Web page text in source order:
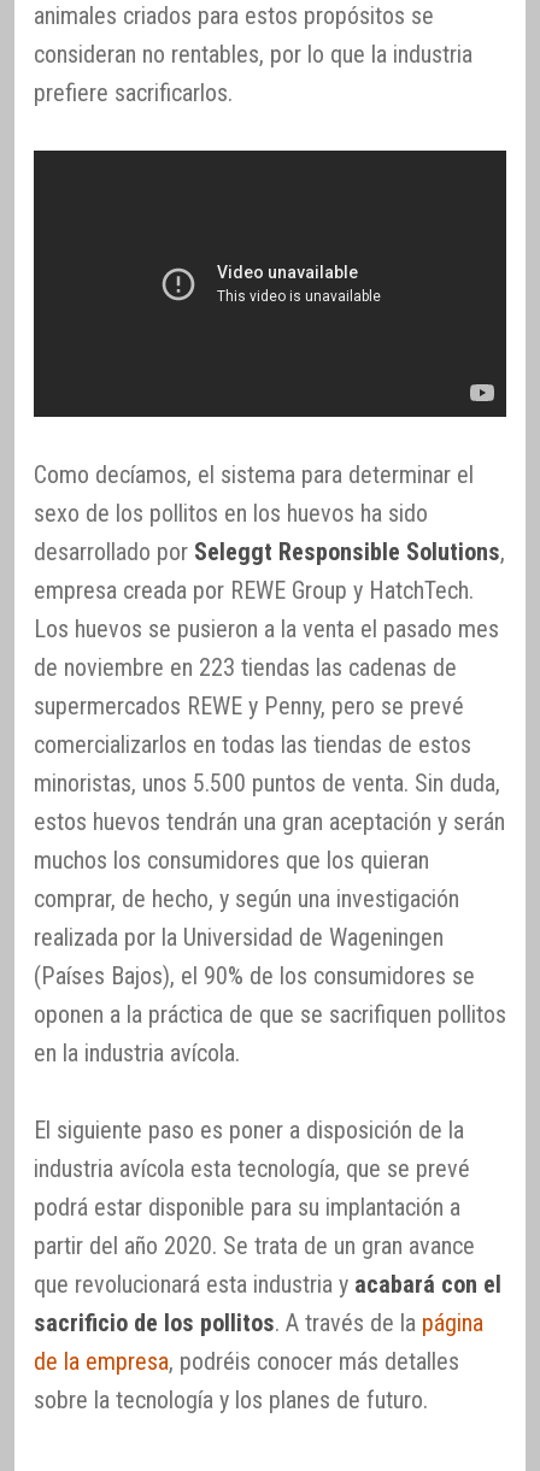
animales criados para estos propósitos se
consideran no rentables, por lo que la industria
prefiere sacrificarlos.
Como decíamos, el sistema para determinar el
sexo de los pollitos en los huevos ha sido
desarrollado por Seleggt Responsible Solutions,
empresa creada por REWE Group y HatchTech.
Los huevos se pusieron a la venta el pasado mes
de noviembre en 223 tiendas las cadenas de
supermercados REWE y Penny, pero se prevé
comercializarlos en todas las tiendas de estos
minoristas, unos 5.500 puntos de venta. Sin duda,
estos huevos tendrán una gran aceptación y serán
muchos los consumidores que los quieran
comprar, de hecho, y según una investigación
realizada por la Universidad de Wageningen
(Países Bajos), el 90% de los consumidores se
oponen a la práctica de que se sacrifiquen pollitos
en la industria avícola.
El siguiente paso es poner a disposición de la
industria avícola esta tecnología, que se prevé
podrá estar disponible para su implantación a
partir del año 2020. Se trata de un gran avance
que revolucionará esta industria y acabará con el
sacrificio de los pollitos. A través de la página
de la empresa, podréis conocer más detalles
sobre la tecnología y los planes de futuro.